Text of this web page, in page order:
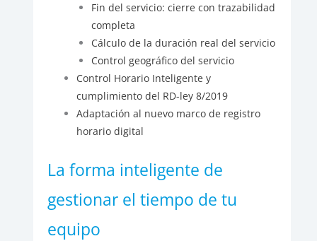
Fin del servicio: cierre con trazabilidad
completa
Cálculo de la duración real del servicio
Control geográfico del servicio
Control Horario Inteligente y
cumplimiento del RD-ley 8/2019
Adaptación al nuevo marco de registro
horario digital
La forma inteligente de
gestionar el tiempo de tu
equipo